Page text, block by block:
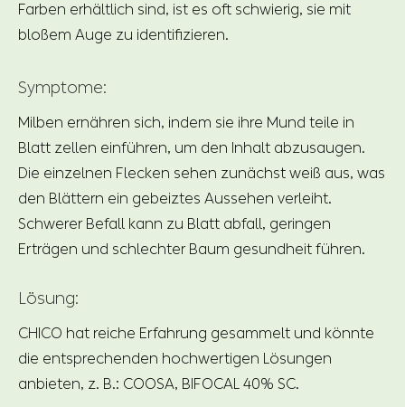
Farben erhältlich sind, ist es oft schwierig, sie mit
bloßem Auge zu identifizieren.
Symptome:
Milben ernähren sich, indem sie ihre Mund teile in
Blatt zellen einführen, um den Inhalt abzusaugen.
Die einzelnen Flecken sehen zunächst weiß aus, was
den Blättern ein gebeiztes Aussehen verleiht.
Schwerer Befall kann zu Blatt abfall, geringen
Erträgen und schlechter Baum gesundheit führen.
Lösung:
CHICO hat reiche Erfahrung gesammelt und könnte
die entsprechenden hochwertigen Lösungen
anbieten, z. B.: COOSA, BIFOCAL 40% SC.